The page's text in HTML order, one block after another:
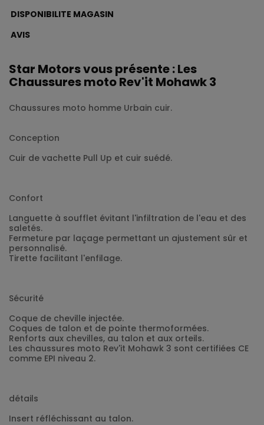
DISPONIBILITE MAGASIN
AVIS
Star Motors vous présente : Les
Chaussures moto Rev'it Mohawk 3
Chaussures moto homme Urbain cuir.
Conception
Cuir de vachette Pull Up et cuir suédé.
Confort
Languette à soufflet évitant l'infiltration de l'eau et des
saletés.
Fermeture par laçage permettant un ajustement sûr et
personnalisé.
Tirette facilitant l'enfilage.
Sécurité
Coque de cheville injectée.
Coques de talon et de pointe thermoformées.
Renforts aux chevilles, au talon et aux orteils.
Les chaussures moto Rev'it Mohawk 3 sont certifiées CE
comme EPI niveau 2.
détails
Insert réfléchissant au talon.